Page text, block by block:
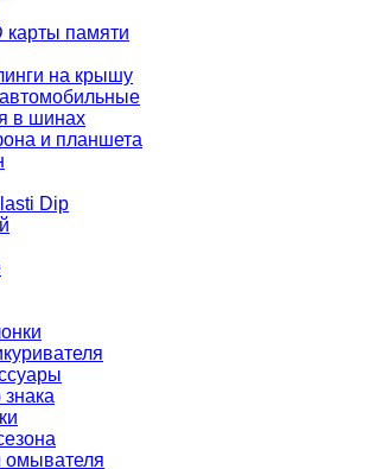
памяти
на крышу
в шинах
и планшета
Dip
омывателя